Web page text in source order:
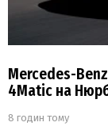
Mercedes-
4Matic на
8 годин тому